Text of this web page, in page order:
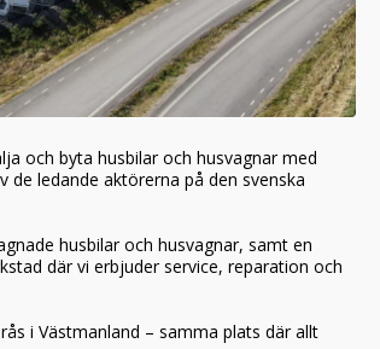
och byta husbilar och husvagnar med
ledande aktörerna på den svenska
husbilar och husvagnar, samt en
där vi erbjuder service, reparation och
i Västmanland – samma plats där allt